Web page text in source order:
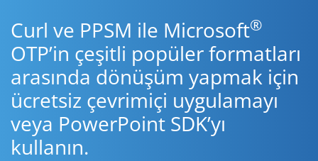
Curl ve PPSM ile Microsoft®
OTP’in çeşitli popüler formatları
arasında dönüşüm yapmak için
ücretsiz çevrimiçi uygulamayı
veya PowerPoint SDK’yı
kullanın.